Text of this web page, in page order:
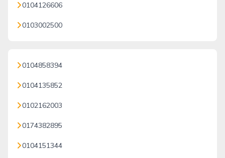
0104126606
0103002500
0104858394
0104135852
0102162003
0174382895
0104151344